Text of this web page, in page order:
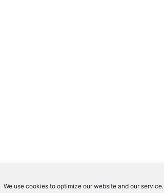
We use cookies to optimize our website and our service.